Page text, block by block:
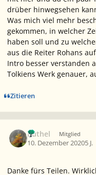
drüber hinwegsehen
Was mich viel mehr
gekommen, in welcher
haben soll und zu
aus die Reiter Rohans
Intro besser verstanden
Tolkiens Werk genauer,
Zitieren
Ruthel Mitglied
10. Dezember 20205 J.
Danke fürs Teilen.